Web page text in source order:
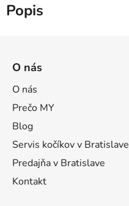
Popis
O nás
O nás
Prečo MY
Blog
Servis kočíkov v Bratislave
Predajňa v Bratislave
Kontakt